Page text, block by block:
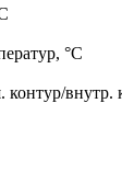
°С
внутр.